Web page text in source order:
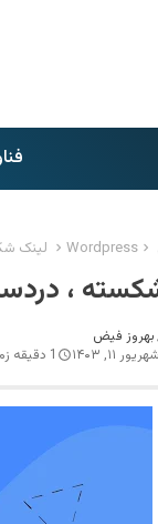
Wordpress لینک
،
بهروز فیض
شهریور ۱۱, ۱۴۰۳
1 دقیقه زمان برای مطالعه